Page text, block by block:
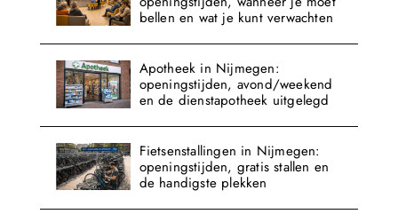
bellen en wat je kunt verwachten
Apotheek in Nijmegen:
openingstijden, avond/weekend
en de dienstapotheek uitgelegd
Fietsenstallingen in Nijmegen:
openingstijden, gratis stallen en
de handigste plekken